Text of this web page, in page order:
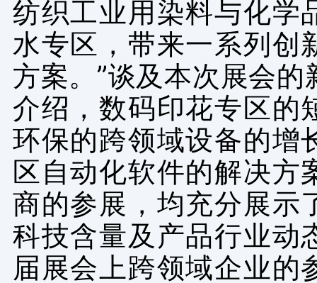
纺织工业用染料与化学
水专区，带来一系列创
方案。”谈及本次展会的
介绍，数码印花专区的
环保的跨领域设备的增
区自动化软件的解决方
商的参展，均充分展示
科技含量及产品行业动
届展会上跨领域企业的